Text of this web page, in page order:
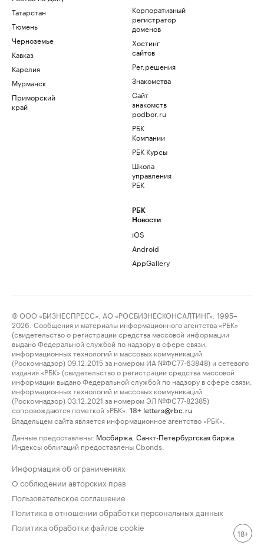
Татарстан
Тюмень
Черноземье
Кавказ
Карелия
Мурманск
Приморский
край
Корпоративный
регистратор
доменов
Хостинг
сайтов
Рег.решения
Знакомства
Сайт
знакомств
podbor.ru
РБК
Компании
РБК Курсы
Школа
управления
РБК
РБК
Новости
iOS
Android
AppGallery
© ООО «БИЗНЕСПРЕСС», АО «РОСБИЗНЕСКОНСАЛТИНГ», 1995–
2026. Сообщения и материалы информационного агентства «РБК»
(свидетельство о регистрации средства массовой информации
выдано Федеральной службой по надзору в сфере связи,
информационных технологий и массовых коммуникаций
(Роскомнадзор) 09.12.2015 за номером ИА №ФС77-63848) и сетевого
издания «РБК» (свидетельство о регистрации средства массовой
информации выдано Федеральной службой по надзору в сфере связи,
информационных технологий и массовых коммуникаций
(Роскомнадзор) 03.12.2021 за номером ЭЛ №ФС77-82385)
сопровождаются пометкой «РБК».
18+ letters@rbc.ru
Владельцем сайта является информационное агентство «РБК».
Данные предоставлены: Мосбиржа Санкт-Петербургская биржа
Индексы облигаций предоставлены Cbonds.
Информация об ограничениях
О соблюдении авторских прав
Пользовательское соглашение
Политика в отношении обработки персональных данных
Политика обработки файлов cookie
18+